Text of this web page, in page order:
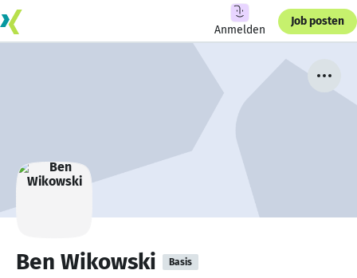
Anmelden
Job posten
Ben Wikowski Basis